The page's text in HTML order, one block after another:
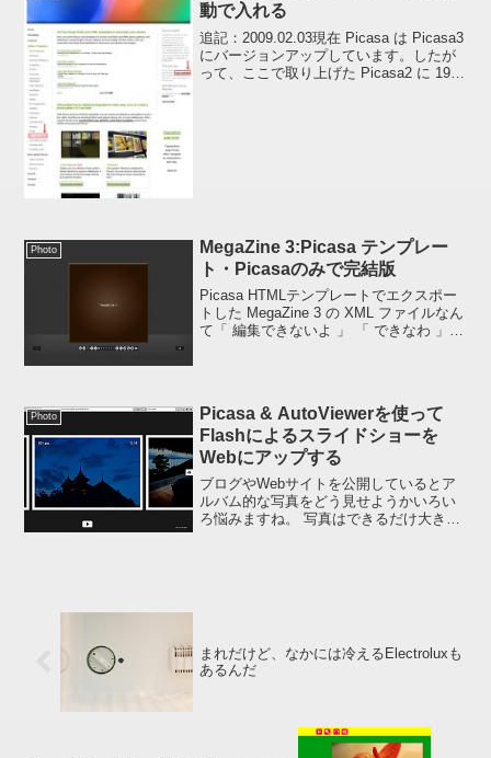
動で入れる
追記：2009.02.03現在 Picasa は Picasa3
にバージョンアップしています。したが
って、ここで取り上げた Picasa2 に 19の
Photo
MegaZine 3:Picasa テンプレー
ト・Picasaのみで完結版
Picasa HTMLテンプレートでエクスポー
トした MegaZine 3 の XML ファイルなん
て「 編集できないよ 」 「 できなわ 」
Photo
Picasa & AutoViewerを使って
Flashによるスライドショーを
Webにアップする
ブログやWebサイトを公開しているとア
ルバム的な写真をどう見せようかいろい
ろ悩みますね。 写真はできるだけ大き
まれだけど、なかには冷えるElectroluxも
あるんだ